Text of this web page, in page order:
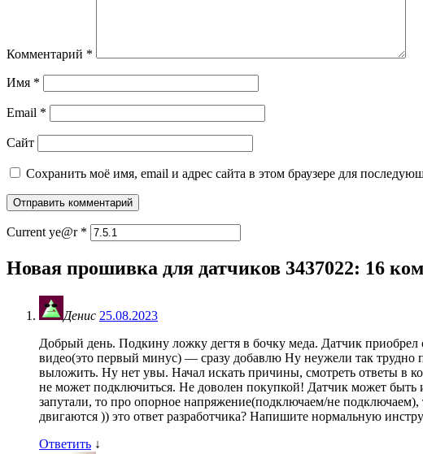
Комментарий *
Имя *
Email *
Сайт
Сохранить моё имя, email и адрес сайта в этом браузере для
Current ye@r *
Новая прошивка для датчиков 3437022: 16
Денис 25.08.2023
Добрый день. Подкину ложку дегтя в бочку меда. Датчик
видео(это первый минус) — сразу добавлю Ну неужели так трудно
выложить. Ну нет увы. Начал искать причины, смотреть ответы в
не может подключиться. Не доволен покупкой! Датчик может
запутали, то про опорное напряжение(подключаем/не
двигаются )) это ответ разработчика? Напишите нормальную
Ответить ↓